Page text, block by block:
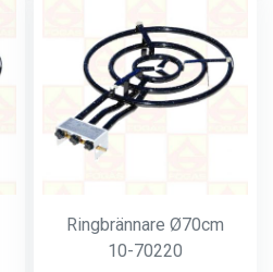
Ringbrännare Ø70cm
10-70220